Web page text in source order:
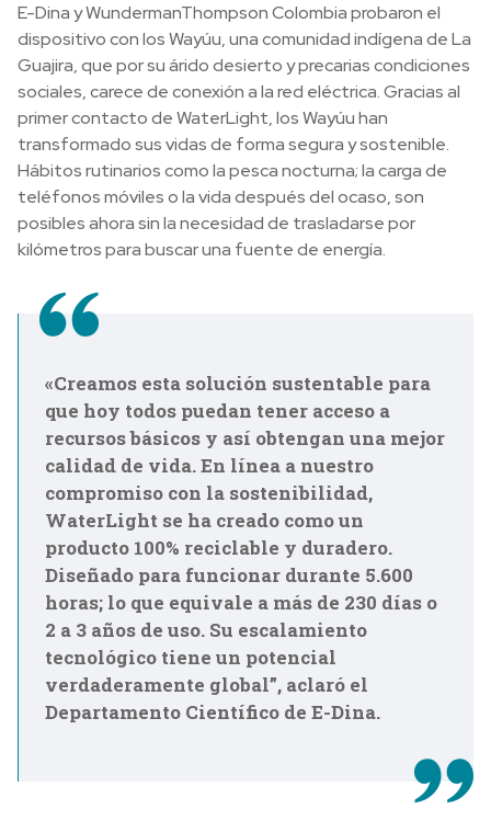
E-Dina yWundermanThompsonColombia probaron el
dispositivo con los Wayúu, una comunidad indígena de La
Guajira, que por su árido desierto y precarias condiciones
sociales, carece de conexión a la red eléctrica. Gracias al
primer contacto de WaterLight, los Wayúu han
transformado sus vidas de forma segura y sostenible.
Hábitos rutinarios como la pesca nocturna; la carga de
teléfonos móviles o la vida después del ocaso, son
posibles ahora sin la necesidad de trasladarse por
kilómetros para buscar una fuente de energía.
«Creamos esta solución sustentable para
que hoy todos puedan tener acceso a
recursos básicos y así obtengan una mejor
calidad de vida. En línea a nuestro
compromiso con la sostenibilidad,
WaterLight se ha creado como un
producto 100% reciclable y duradero.
Diseñado para funcionar durante 5.600
horas; lo que equivale a más de 230 días o
2 a 3 años de uso. Su escalamiento
tecnológico tiene un potencial
verdaderamente global”, aclaró el
Departamento Científico de E-Dina.